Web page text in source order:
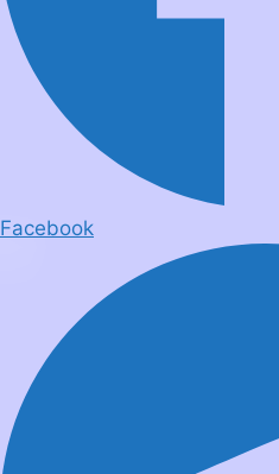
Facebook